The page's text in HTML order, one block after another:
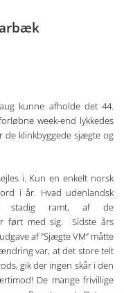
kunne afholde det 44.
week-end lykkedes
klinkbyggede sjægte og
i. Kun en enkelt norsk
i år. Hvad udenlandsk
stadig ramt, af de
ført med sig. Sidste års
af ”Sjægte VM” måtte
var, at det store telt
gik der ingen skår i den
De mange frivillige